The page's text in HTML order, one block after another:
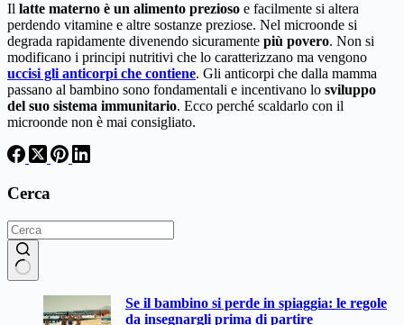
Il latte materno è un alimento prezioso e facilmente si altera
perdendo vitamine e altre sostanze preziose. Nel microonde si
degrada rapidamente divenendo sicuramente più povero. Non si
modificano i principi nutritivi che lo caratterizzano ma vengono
uccisi gli anticorpi che contiene. Gli anticorpi che dalla mamma
passano al bambino sono fondamentali e incentivano lo sviluppo
del suo sistema immunitario. Ecco perché scaldarlo con il
microonde non è mai consigliato.
Cerca
Se il bambino si perde in spiaggia: le regole
da insegnargli prima di partire